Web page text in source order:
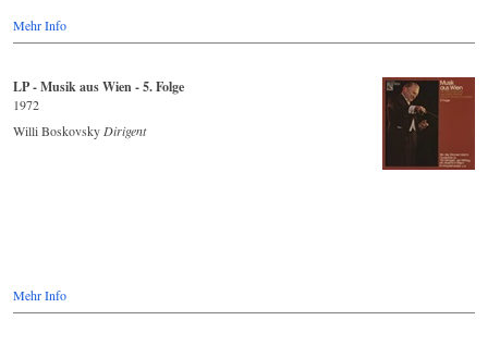
Mehr Info
LP - Musik aus Wien - 5. Folge
1972
Willi Boskovsky Dirigent
Mehr Info